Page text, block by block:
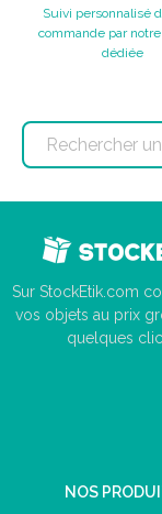
Suivi personnalisé
commande par
dédiée
Sur StockEtik.com
vos objets au prix
quelques
NOS